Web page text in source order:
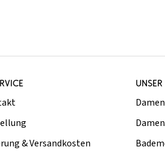
& Versandkosten